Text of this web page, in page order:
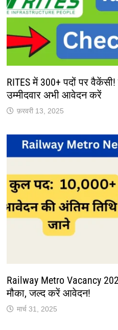
RITES में 300+ पदों पर
उम्मीदवार अभी आवेदन करें
फ़रवरी 13, 2025
Railway Metro Vacancy
मौका, जल्द करें आवेदन!
मार्च 31, 2025